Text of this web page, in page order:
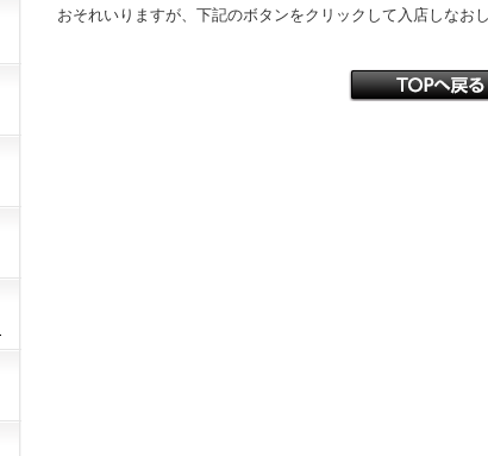
おそれいりますが、下記のボタンをクリックして入店しなおし